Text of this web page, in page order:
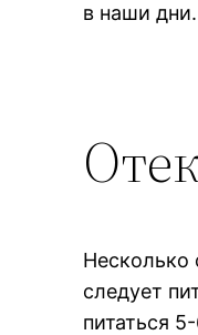
в наши
Несколько
следует
питаться